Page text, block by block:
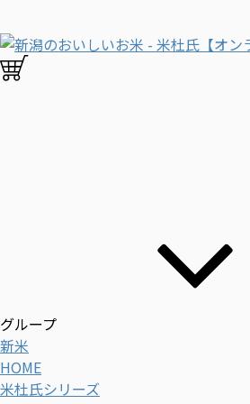
グループ
新米
HOME
米杜氏シリーズ